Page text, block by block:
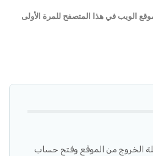
الويب في هذا المتصفح للمرة الأولى
الخروج من الموقع وفتح حساب